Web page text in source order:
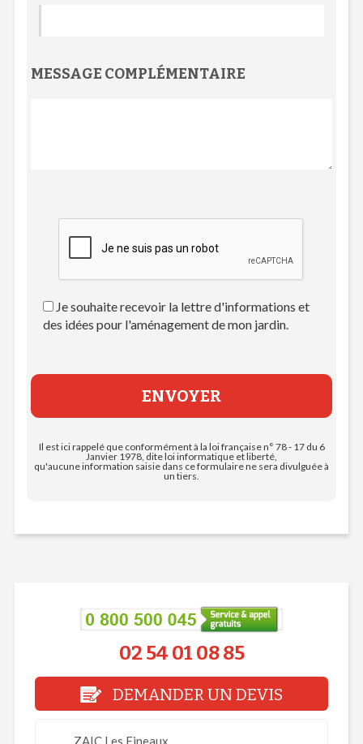
02 54 01 08 85
DEMANDER UN DEVIS
MESSAGE COMPLÉMENTAIRE
Je souhaite recevoir la lettre d'informations et
des idées pour l'aménagement de mon jardin.
Il est ici rappelé que conformément à la loi française n° 78 - 17 du 6
Janvier 1978, dite loi informatique et liberté,
qu'aucune information saisie dans ce formulaire ne sera divulguée à
un tiers.